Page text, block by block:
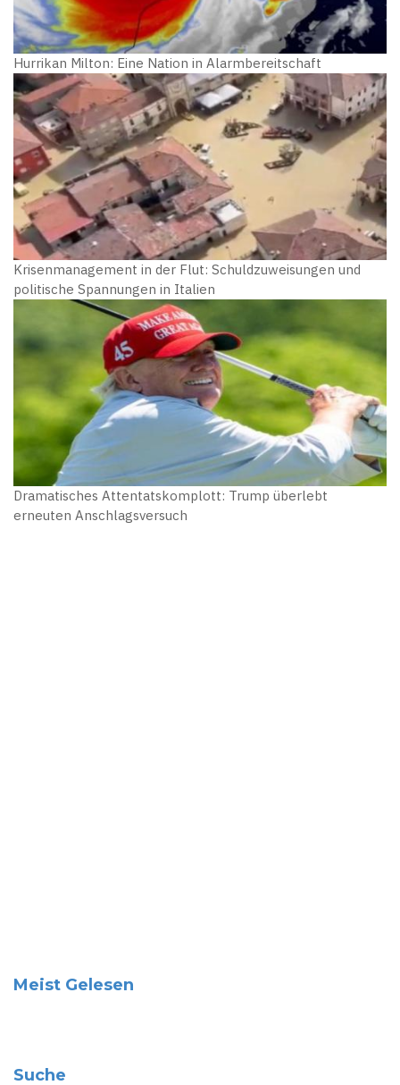
Hurrikan Milton: Eine Nation in Alarmbereitschaft
Krisenmanagement in der Flut: Schuldzuweisungen und
politische Spannungen in Italien
Dramatisches Attentatskomplott: Trump überlebt
erneuten Anschlagsversuch
Meist Gelesen
Suche